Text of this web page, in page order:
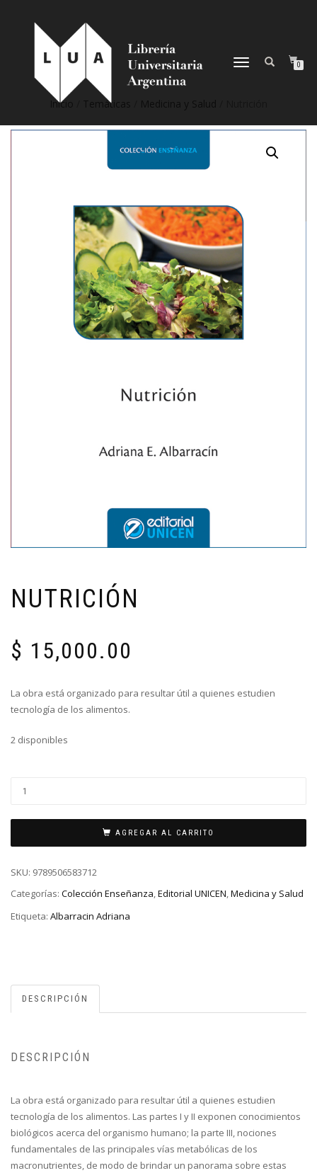
NAVEGACIÓN
0
Inicio Temáticas
NUTRICIÓN
$ 15,000.00
La obra está organizado para resultar útil a quienes estudien
tecnología de los alimentos.
2 disponibles
AGREGAR AL CARRITO
SKU: 9789506583712
Categorías: Colección Enseñanza,Editorial UNICEN,Medicina y Salud
Etiqueta: Albarracin Adriana
DESCRIPCIÓN
DESCRIPCIÓN
La obra está organizado para resultar útil a quienes estudien
tecnología de los alimentos. Las partes I y II exponen conocimientos
biológicos acerca del organismo humano; la parte III, nociones
fundamentales de las principales vías metabólicas de los
macronutrientes, de modo de brindar un panorama sobre estas